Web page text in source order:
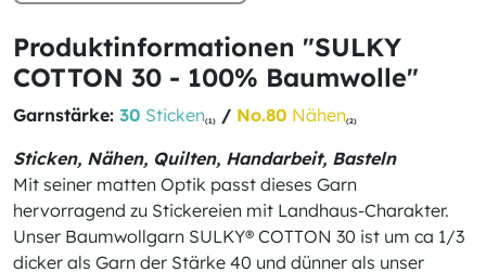
Produktinformationen "SULKY
COTTON 30 - 100% Baumwolle"
Garnstärke: 30 Sticken(1) / No.80 Nähen(2)
Sticken, Nähen, Quilten, Handarbeit, Basteln
Mit seiner matten Optik passt dieses Garn
hervorragend zu Stickereien mit Landhaus-Charakter.
Unser Baumwollgarn SULKY® COTTON 30 ist um ca 1/3
dicker als Garn der Stärke 40 und dünner als unser